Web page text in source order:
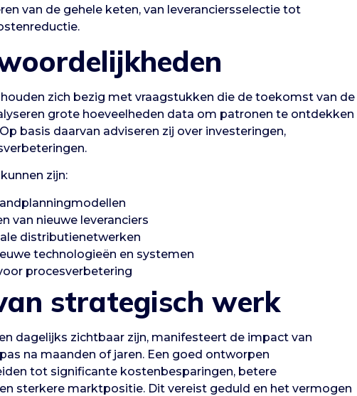
van de gehele keten, van leveranciersselectie tot
zich bezig met vraagstukken die de toekomst van de
grote hoeveelheden data om patronen te ontdekken
basis daarvan adviseren zij over investeringen,
zijn:
van nieuwe leveranciers
distributienetwerken
technologieën en systemen
procesverbetering
strategisch werk
dagelijks zichtbaar zijn, manifesteert de impact van
na maanden of jaren. Een goed ontworpen
tot significante kostenbesparingen, betere
sterkere marktpositie. Dit vereist geduld en het vermogen